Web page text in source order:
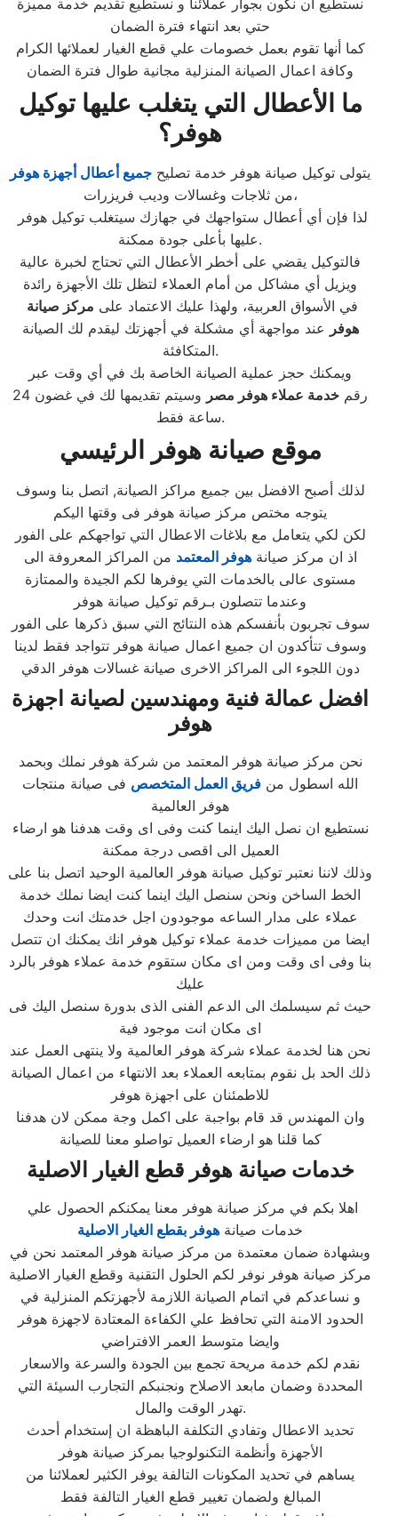
نستطيع أن نكون بجوار عملائنا و نستطيع تقديم خدمة مميزة
حتي بعد انتهاء فترة الضمان
كما أنها تقوم بعمل خصومات علي قطع الغيار لعملائها الكرام
وكافة اعمال الصيانة المنزلية مجانية طوال فترة الضمان
ما الأعطال التي يتغلب عليها توكيل
هوفر؟
يتولى توكيل صيانة هوفر خدمة تصليح جميع أعطال أجهزة هوفر
من ثلاجات وغسالات وديب فريزرات،
عليها بأعلى جودة ممكنة.
فالتوكيل يقضي على أخطر الأعطال التي تحتاج لخبرة عالية
ويزيل أي مشاكل من أمام العملاء لتظل تلك الأجهزة رائدة
في الأسواق العربية، ولهذا عليك الاعتماد على مركز صيانة
هوفر عند مواجهة أي مشكلة في أجهزتك ليقدم لك الصيانة
المتكافئة.
ويمكنك حجز عملية الصيانة الخاصة بك في أي وقت عبر
رقم خدمة عملاء هوفر مصر
وسيتم تقديمها لك في غضون 24
ساعة فقط.
موقع صيانة هوفر الرئيسي
لذلك أصبح الافضل بين جميع مراكز الصيانة, اتصل بنا وسوف
يتوجه مختص مركز صيانة هوفر فى وقتها اليكم
لكن لكي يتعامل مع بلاغات الاعطال التي تواجهكم على الفور
اذ ان مركز صيانةهوفر المعتمد من المراكز المعروفة الى
مستوى عالى بالخدمات التي يوفرها لكم الجيدة والممتازة
وعندما تتصلون بـرقم توكيل صيانة هوفر
سوف تجربون بأنفسكم هذه النتائج التي سبق ذكرها على الفور
وسوف تتأكدون ان جميع اعمال صيانة هوفر تتواجد فقط لدينا
دون اللجوء الى المراكز الاخرى صيانة غسالات هوفر الدقي
افضل عمالة فنية ومهندسين لصيانة اجهزة
هوفر
نحن مركز صيانة هوفر المعتمد من شركة هوفر نملك وبحمد
الله اسطول من فريق العمل المتخصص فى صيانة منتجات
هوفر العالمية
نستطيع ان نصل اليك اينما كنت وفى اى وقت هدفنا هو ارضاء
العميل الى اقصى درجة ممكنة
وذلك لاننا نعتبر توكيل صيانة هوفر العالمية الوحيد اتصل بنا على
الخط الساخن ونحن سنصل اليك اينما كنت ايضا نملك خدمة
عملاء على مدار الساعه موجودون اجل خدمتك انت وحدك
ايضا من مميزات خدمة عملاء توكيل هوفر انك يمكنك ان تتصل
بنا وفى اى وقت ومن اى مكان ستقوم خدمة عملاء هوفر بالرد
عليك
حيث ثم سيسلمك الى الدعم الفنى الذى بدورة سنصل اليك فى
اى مكان انت موجود فية
نحن هنا لخدمة عملاء شركة هوفر العالمية ولا ينتهى العمل عند
ذلك الحد بل نقوم بمتابعه العملاء بعد الانتهاء من اعمال الصيانة
للاطمئنان على اجهزة هوفر
وان المهندس قد قام بواجبة على اكمل وجة ممكن لان هدفنا
كما قلنا هو ارضاء العميل تواصلو معنا للصيانة
خدمات صيانة هوفر قطع الغيار الاصلية
خدمات صيانة هوفر بقطع الغيار الاصلية
وبشهادة ضمان معتمدة من مركز صيانة هوفر المعتمد نحن في
مركز صيانة هوفر نوفر لكم الحلول التقنية وقطع الغيار الاصلية
و نساعدكم في اتمام الصيانة اللازمة لأجهزتكم المنزلية في
الحدود الامنة التي تحافظ علي الكفاءة المعتادة لاجهزة هوفر
وايضا متوسط العمر الافتراضي
نقدم لكم خدمة مريحة تجمع بين الجودة والسرعة والاسعار
المحددة وضمان مابعد الاصلاح ونجنبكم التجارب السيئة التي
تهدر الوقت والمال.
تحديد الاعطال وتفادي التكلفة الباهظة ان إستخدام أحدث
الأجهزة وأنظمة التكنولوجيا بمركز صيانة هوفر
يساهم في تحديد المكونات التالفة يوفر الكثير لعملائنا من
المبالغ ولضمان تغيير قطع الغيار التالفة فقط